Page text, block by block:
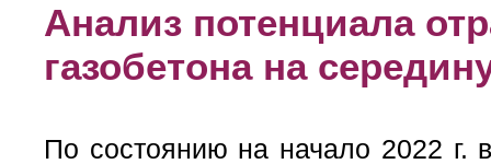
Анализ потенциала
газобетона на
По состоянию на начало 2022 г.